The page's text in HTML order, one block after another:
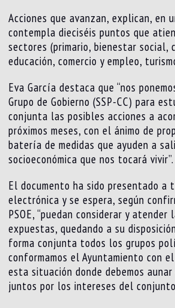
Acciones que avanzan, explican, en
contempla dieciséis puntos que
sectores (primario, bienestar social,
educación, comercio y empleo,
Eva García destaca que “nos
Grupo de Gobierno (SSP-CC) para
conjunta las posibles acciones a
próximos meses, con el ánimo de
batería de medidas que ayuden a
socioeconómica que nos tocará vivir”.
El documento ha sido presentado a
electrónica y se espera, según
PSOE, “puedan considerar y atender
expuestas, quedando a su
forma conjunta todos los grupos
conformamos el Ayuntamiento con
esta situación donde debemos
juntos por los intereses del